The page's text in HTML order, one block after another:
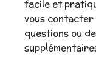
facile et
vous
questions ou